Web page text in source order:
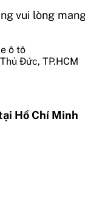
vui lòng
Đức, TP.HCM
Hồ Chí Minh